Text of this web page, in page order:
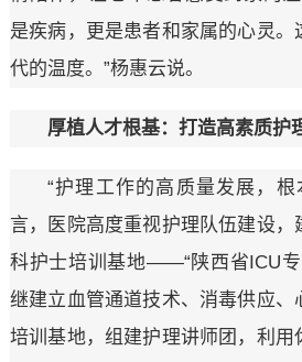
是疾病，更是患者和家属的心灵
代的温度。”杨惠云说。
厚植人才根基：打造高素质护
“护理工作的高质量发展，
言，医院高度重视护理队伍建设，
科护士培训基地——“陕西省ICU专
继建立血管通道技术、消毒供应
培训基地，组建护理讲师团，利用